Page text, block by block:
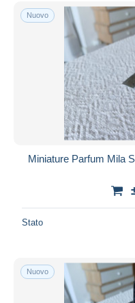
Spedizione gratuita
Metodi di pagamento
PayPal
Bonifico
Visa
Mastercard
Bancontact
Residenza del
Nuovo
Miniature Parfum Mila
Stato
Nuovo